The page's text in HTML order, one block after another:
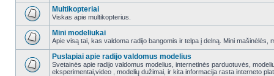
Multikopteriai
Viskas apie multikopterius.
Mini modeliukai
Apie visą tai, kas valdoma radijo bangomis ir telpa į delną. Mini mašinėlės,
Puslapiai apie radijo valdomus modelius
Svetainės apie radijo valdomus modelius, internetinės parduotuvės,
eksperimentai,video , modelių dužimai, ir kita informacija rasta interneto